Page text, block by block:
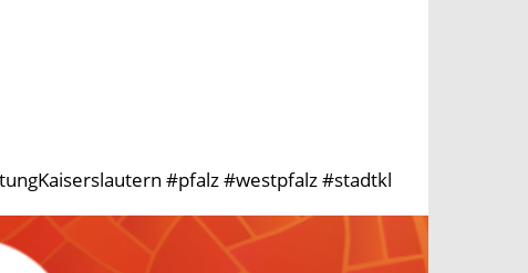
#pfalz #westpfalz #stadtkl